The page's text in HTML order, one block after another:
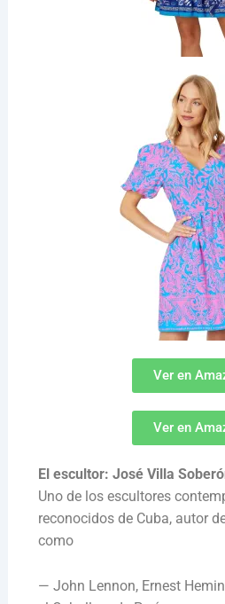
Ver en
Ver en
El escultor: José Villa
Uno de los escultores
reconocidos de Cuba, autor
como
— John Lennon, Ernest